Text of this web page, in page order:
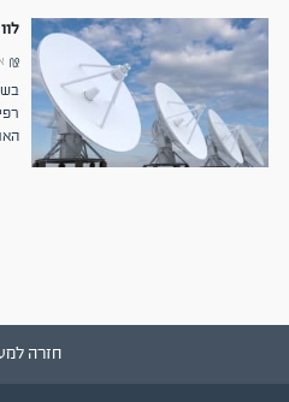
חזרה